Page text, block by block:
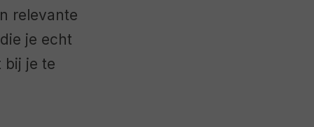
relevante
je echt
bij je te